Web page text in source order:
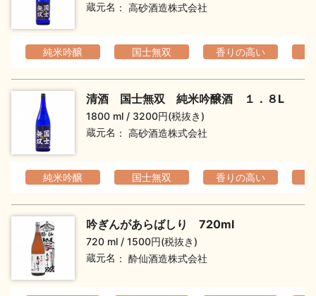
地酒蔵元会WEB展示会 地酒蔵元会利酒会
美味しい地酒の選び方
地酒蔵元会とは
お問い合わせ
蔵元名
高砂酒造株式会社
純米吟醸 国士無双 香りの高い
清酒 国士無双 純米吟醸酒 １．８L
1800 ml
3200円(税抜き)
蔵元名
高砂酒造株式会社
純米吟醸 国士無双 香りの高い
吟ぎんがあらばしり 720ml
720 ml
1500円(税抜き)
蔵元名
酔仙酒造株式会社